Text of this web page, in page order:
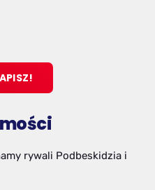
rywali Podbeskidzia i